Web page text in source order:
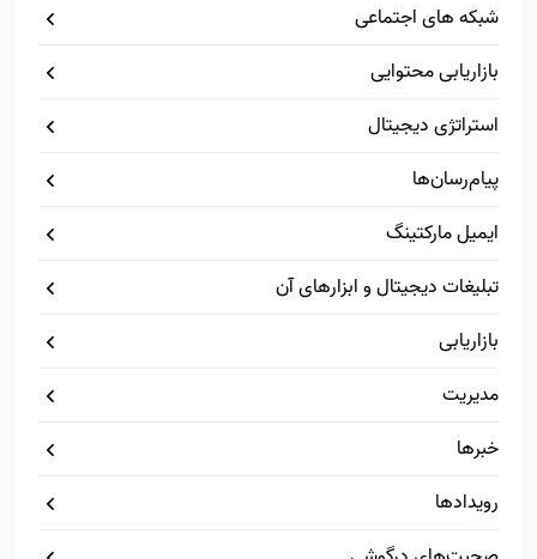
شبکه های اجتماعی
بازاریابی محتوایی
استراتژی دیجیتال
پیام‌رسان‌ها
ایمیل مارکتینگ
تبلیغات دیجیتال و ابزارهای آن
بازاریابی
مدیریت
خبرها
رویدادها